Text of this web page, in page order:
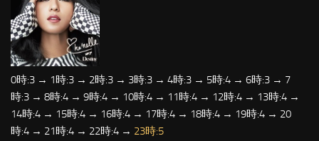
0時:3 → 1時:3 → 2時:3 → 3時:3 → 4時:3 → 5時:4 → 6時:3 → 7
時:3 → 8時:4 → 9時:4 → 10時:4 → 11時:4 → 12時:4 → 13時:4 →
14時:4 → 15時:4 → 16時:4 → 17時:4 → 18時:4 → 19時:4 → 20
時:4 → 21時:4 → 22時:4 → 23時:5